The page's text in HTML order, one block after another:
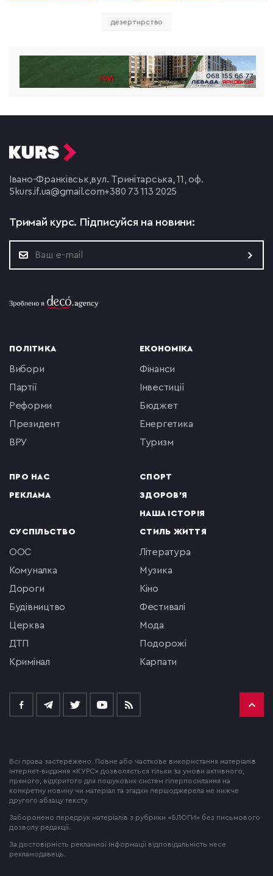
дезертирство
Івано-Франківськ,вул. Тринітарська, 11, оф.
5 kurs.if.ua@gmail.com+380 73 113 2025
Тримай курс. Підписуйся на новини:
ПОЛІТИКА
вибори
партії
реформи
президент
ВРУ
ПРО НАС
РЕКЛАМА
ЕКОНОМІКА
фінанси
інвестиції
бюджет
енергетика
туризм
СПОРТ
ЗДОРОВ'Я
НАША ІСТОРІЯ
СУСПІЛЬСТВО
ООС
комуналка
Дороги
будівництво
церква
ДТП
кримінал
СТИЛЬ ЖИТТЯ
література
музика
кіно
фестивалі
мода
подорожі
Карпати
Всі права застережено. Повне або часткове використання матеріалів
інтернет-видання «КУРС» дозволяється тільки за умови активного,
прямого, відкритого для пошукових систем гіперпосилання на
конкретну новину чи матеріал та згадки першоджерела не нижче
другого абзацу тексту.
Заборонено передрук матеріалів з рубрики «БЛОГИ» без письмового
дозволу редакції.
За достовірність рекламної інформації відповідальність несе
рекламодавець.